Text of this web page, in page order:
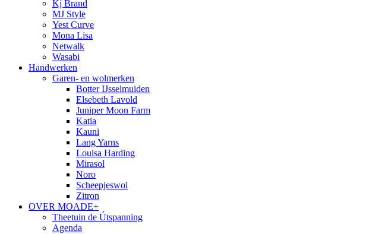
Kj Brand
MJ Style
Yest Curve
Mona Lisa
Netwalk
Wasabi
Handwerken
Garen- en wolmerken
Botter IJsselmuiden
Elsebeth Lavold
Juniper Moon Farm
Katia
Kauni
Lang Yarns
Louisa Harding
Mirasol
Noro
Scheepjeswol
Zitron
OVER MOADE+
Theetuin de Útspanning
Agenda